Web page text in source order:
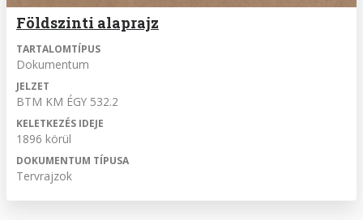
Földszinti alaprajz
TARTALOMTÍPUS
Dokumentum
JELZET
BTM KM ÉGY 532.2
KELETKEZÉS IDEJE
1896 körül
DOKUMENTUM TÍPUSA
Tervrajzok